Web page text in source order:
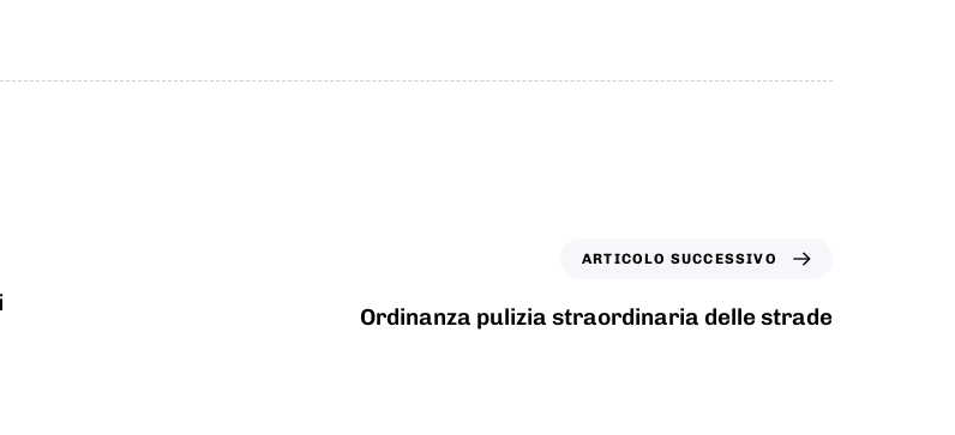
ARTICOLO SUCCESSIVO
Ordinanza pulizia straordinaria delle strade